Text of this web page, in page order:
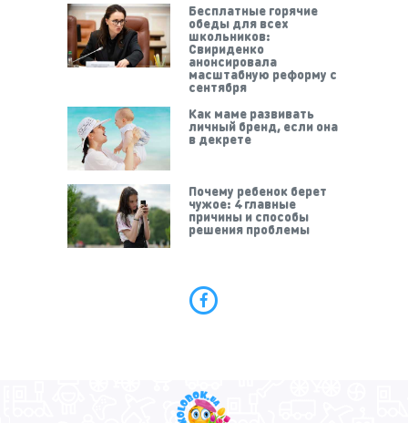
Бесплатные горячие
обеды для всех
школьников:
Свириденко
анонсировала
масштабную реформу с
сентября
Как маме развивать
личный бренд, если она
в декрете
Почему ребенок берет
чужое: 4 главные
причины и способы
решения проблемы